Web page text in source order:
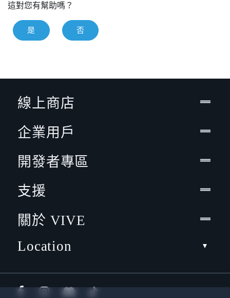
這對您有幫助嗎？
是 否
線上商店
企業用戶
開發者專區
支援
關於 VIVE
Location